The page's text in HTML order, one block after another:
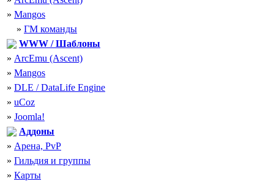
» Mangos
» ГМ команды
WWW / Шаблоны
» ArcEmu (Ascent)
» Mangos
» DLE / DataLife Engine
» uCoz
» Joomla!
Аддоны
» Арена, PvP
» Гильдия и группы
» Карты